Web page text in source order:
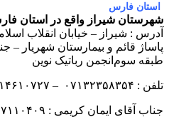
استان فارس
شهرستان شیراز واقع در استان
آدرس : شیراز – خیابان انقلاب
پاساژ قائم و بیمارستان شهریار –
طبقه سوم انجمن رباتیک نوین
تلفن : ۰۷۱۳۲۳۵۸۳۵۴ – ۰۹۰۱۴۶۱۰۷۲۷
جناب آقای ایمان کریمی : ۰۹۱۷۷۱۱۰۴۰۹